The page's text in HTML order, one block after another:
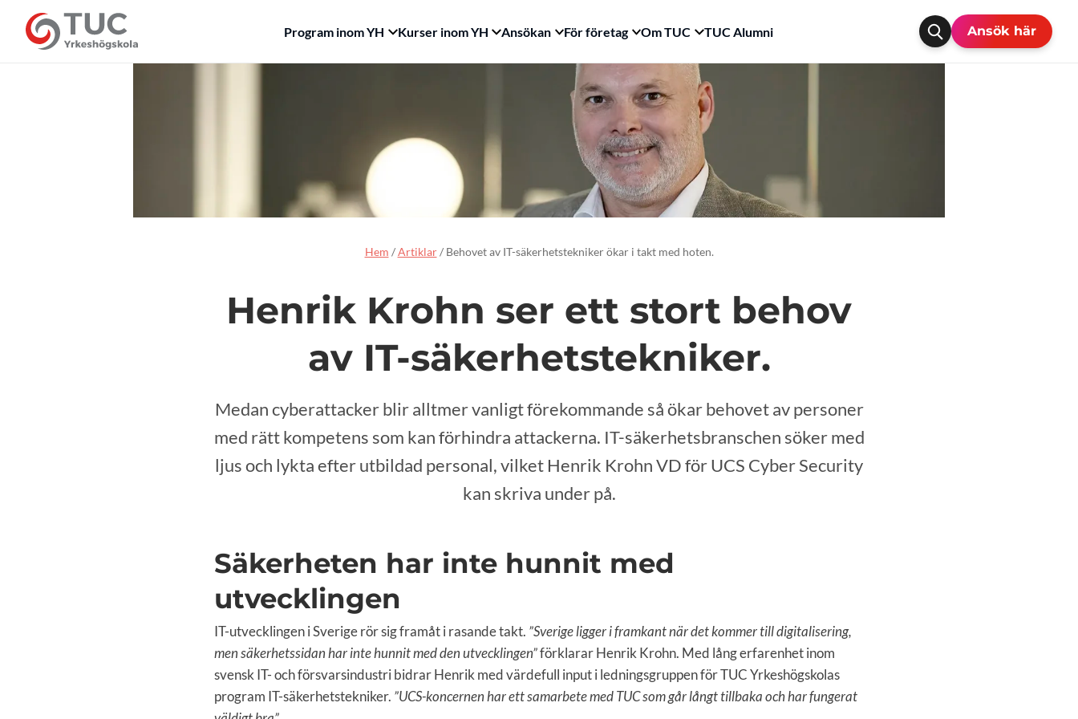
Program inom YH Kurser inom YH Ansökan För företag Om TUC TUC Alumni Ansök här
Hem /Artiklar/ Behovet av IT-säkerhetstekniker ökar i takt med hoten.
Henrik Krohn ser ett stort behov
av IT-säkerhetstekniker.
Medan cyberattacker blir alltmer vanligt förekommande så ökar behovet av personer
med rätt kompetens som kan förhindra attackerna. IT-säkerhetsbranschen söker med
ljus och lykta efter utbildad personal, vilket Henrik Krohn VD för UCS Cyber Security
kan skriva under på.
Säkerheten har inte hunnit med
utvecklingen
IT-utvecklingen i Sverige rör sig framåt i rasande takt. ”Sverige ligger i framkant när det kommer till digitalisering,
men säkerhetssidan har inte hunnit med den utvecklingen”förklarar Henrik Krohn. Med lång erfarenhet inom
svensk IT- och försvarsindustri bidrar Henrik med värdefull input i ledningsgruppen för TUC Yrkeshögskolas
program IT-säkerhetstekniker. ”UCS-koncernen har ett samarbete med TUC som går långt tillbaka och har fungerat